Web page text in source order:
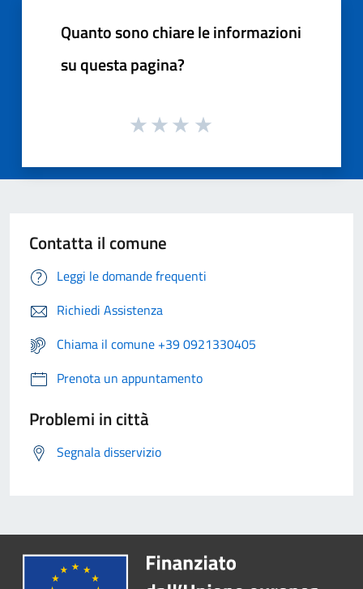
Quanto sono chiare le informazioni
su questa pagina?
Contatta il comune
Leggi le domande frequenti
Richiedi Assistenza
Chiama il comune +39 0921330405
Prenota un appuntamento
Problemi in città
Segnala disservizio